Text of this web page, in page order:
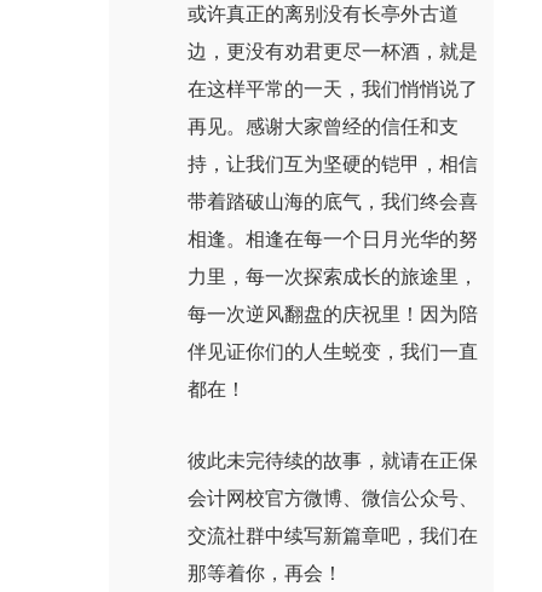
或许真正的离别没有长亭外古道
边，更没有劝君更尽一杯酒，就是
在这样平常的一天，我们悄悄说了
再见。感谢大家曾经的信任和支
持，让我们互为坚硬的铠甲，相信
带着踏破山海的底气，我们终会喜
相逢。相逢在每一个日月光华的努
力里，每一次探索成长的旅途里，
每一次逆风翻盘的庆祝里！因为陪
伴见证你们的人生蜕变，我们一直
都在！
彼此未完待续的故事，就请在正保
会计网校官方微博、微信公众号、
交流社群中续写新篇章吧，我们在
那等着你，再会！